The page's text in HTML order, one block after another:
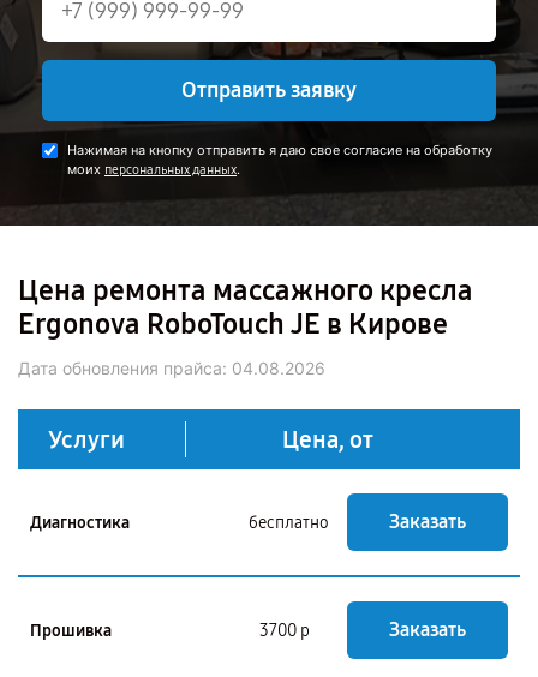
Отправить заявку
Нажимая на кнопку отправить я даю свое согласие на обработку
моих персональных данных.
Цена ремонта массажного кресла
Ergonova RoboTouch JE в Кирове
Дата обновления прайса: 04.08.2026
Услуги Цена, от
Диагностика бесплатно Заказать
Прошивка 3700 р Заказать